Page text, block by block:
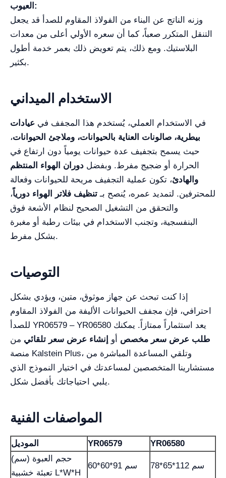
العيوب:
وزنه الناتج عن البناء من الفولاذ المقاوم للصدأ قد يجعل
التنقل المتكرر صعباً، كما أن سعره الأولي أعلى من معدات
البلاستيك. ومع ذلك، يتم تعويض ذلك بعمر خدمة أطول
بكثير.
الاستخدام الميداني
في الاستخدام العملي، يُستخدم هذا المجفف في عيادات
بيطرية، صالونات العناية بالحيوانات، وملاجئ الحيوانات،
حيث يسمح بتجفيف عدة حيوانات يومياً دون ارتفاع في
الحرارة أو ضجيج مفرط. وبفضل دوران الهواء المنتظم
والهادئ، تكون عملية التجفيف مريحة للحيوانات وفعالة
للمحترفين. لتمديد عمره، يُنصح بـ تنظيف فلاتر الهواء دورياً،
والتحقق من التشغيل الصحيح لنظام الأشعة فوق
البنفسجية، وتجنب الاستخدام في بيئات رطبة أو مغبرة
بشكل مفرط.
التوصيات
إذا كنت تبحث عن جهاز موثوق، متين، ويؤدي بشكل
احترافي، فإن مجفف الحيوانات الأليفة من الفولاذ المقاوم
للصدأ YR06579 – YR06580 يعد استثماراً ممتازاً. يمكنك
طلب عرض سعر مخصص أو إنشاء عرض سعر تلقائي من
منصة Kalstein Plus، وتلقي المساعدة المباشرة من
مستشارينا المتخصصين لمساعدتك في اختيار النموذج الذي
يلبي احتياجاتك بأفضل شكل.
المواصفات الفنية
الموديل YR06579
YR06580
حجم العبوة (سم)
تعبئة خشبية L*W*H
60*60*91 سم 78*65*112 سم